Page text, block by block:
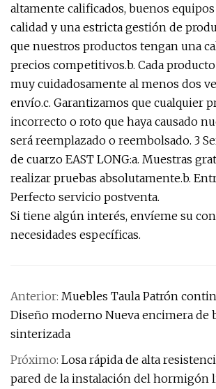
altamente calificados, buenos
calidad y una estricta gestión de
que nuestros productos tengan una
precios competitivos.b. Cada
muy cuidadosamente al menos dos
envío.c. Garantizamos que cualquier
incorrecto o roto que haya causado
será reemplazado o reembolsado. 3
de cuarzo EAST LONG:a. Muestras
realizar pruebas absolutamente.b.
Perfecto servicio postventa.
Si tiene algún interés, envíeme su
necesidades específicas.
Anterior: Muebles Taula Patrón
Diseño moderno Nueva encimera de
sinterizada
Próximo: Losa rápida de alta
pared de la instalación del hormigón